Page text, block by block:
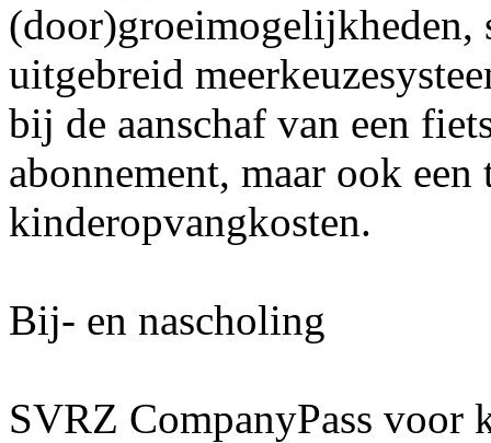
(door)groeimogelijkheden,
uitgebreid
bij de aanschaf van een
abonnement, maar ook
kinderopvangkosten.
Bij- en nascholing
SVRZ CompanyPass voor